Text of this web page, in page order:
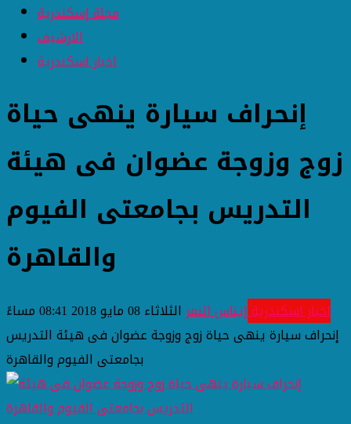
مجلة إسكندرية
الارشيف
اخبار اسكندرية
إنحراف سيارة ينهى حياة
زوج وزوجة عضوان فى هيئة
التدريس بجامعتى الفيوم
والقاهرة
اخبار اسكندريةإيناس النمر الثلاثاء 08 مايو 2018 08:41 مساءً
إنحراف سيارة ينهى حياة زوج وزوجة عضوان فى هيئة التدريس
بجامعتى الفيوم والقاهرة